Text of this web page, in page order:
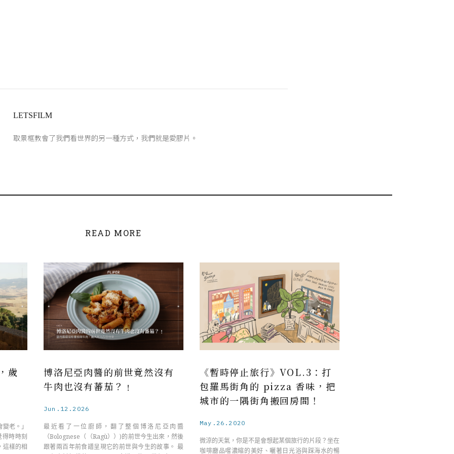
LETSFILM
取景框教會了我們看世界的另一種方式，我們就是愛膠片。
READ MORE
歲
老。」
時時刻
樣的相
博洛尼亞肉醬的前世竟然沒有
牛肉也沒有蕃茄？﹗
Jun.12.2026
最近看了一位廚師，翻了整個博洛尼亞肉醬
（Bolognese（（Ragù））)的前世今生出來，然後
跟著兩百年前食譜呈現它的前世與今生的故事。 最
《暫時停止旅行》VOL.3：打
包羅馬街角的 pizza 香味，把
城市的一隅街角搬回房間！
May.26.2020
微涼的天氣，你是不是會想起某個旅行的片段？坐在
咖啡廳品嚐濃縮的美好、曬著日光浴與踩海水的暢